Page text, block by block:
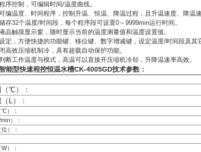
序控制，可编辑时间/温度曲线。
编温度、时间程序，控制升温、恒温、降温过程，且升温速度、降温
存32个温度/时间段，每个程序段可设置0～9999min运行时间。
晶触摸显示窗，随时显示当前的温度测量值和温度设置值。
定，方便快捷的功能键、移位键、数字增减键，设定温度/时间段及其
高效压缩机制冷，具有超载自动保护功能。
断工作温度与模式，高温可以直接开压缩机冷却，升降温速率高效。
能型快速程控恒温水槽CK-4005GD技术参数：
℃）：
L）：
℃）：
）：
）：
）：